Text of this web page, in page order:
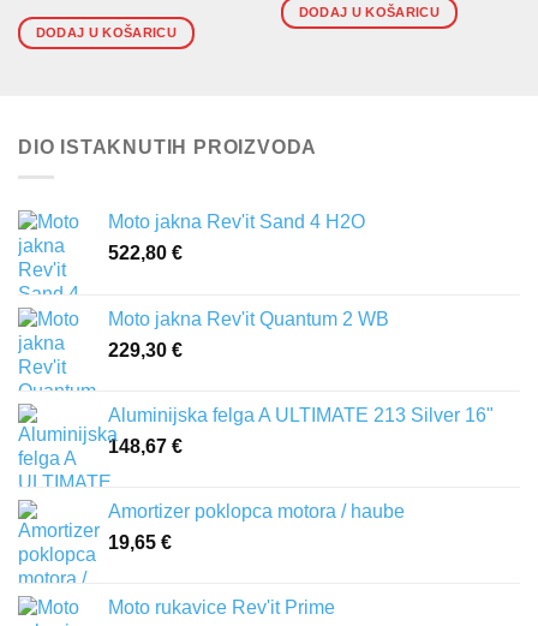
DODAJ U KOŠARICU
DODAJ U KOŠARICU
DIO ISTAKNUTIH PROIZVODA
Moto jakna Rev'it Sand 4 H2O
522,80 €
Moto jakna Rev'it Quantum 2 WB
229,30 €
Aluminijska felga A ULTIMATE 213 Silver 16"
148,67 €
Amortizer poklopca motora / haube
19,65 €
Moto rukavice Rev'it Prime